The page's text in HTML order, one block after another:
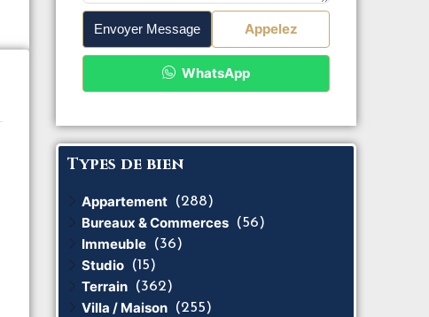
Envoyer Message Appelez
WhatsApp
Types de bien
Appartement (288)
Bureaux & Commerces (56)
Immeuble (36)
Studio (15)
Terrain (362)
Villa / Maison (255)